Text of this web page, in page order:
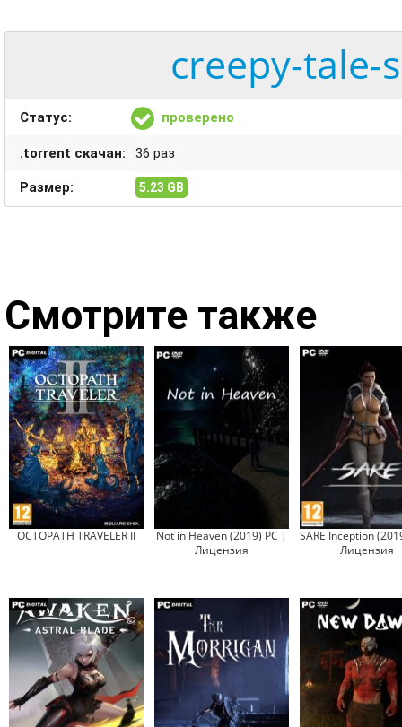
creepy-
Статус: проверено
.torrent скачан: 36 раз
Размер: 5.23 GB
Смотрите также
OCTOPATH TRAVELER II
Not in Heaven (2019) PC |
Лицензия
SARE Inception
Лицензия